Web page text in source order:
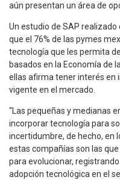
aún presentan un área de
Un estudio de SAP
que el 76% de las pymes
tecnología que les permita
basados en la Economía de
ellas afirma tener interés en
vigente en el mercado.
“Las pequeñas y medianas
incorporar tecnología para
incertidumbre, de hecho, en
estas compañías son las
para evolucionar,
adopción tecnológica en el